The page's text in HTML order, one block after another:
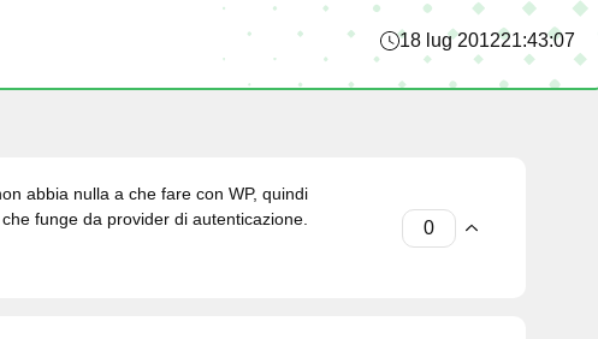
18 lug 201221:43:07
abbia nulla a che fare con WP, quindi
funge da provider di autenticazione.